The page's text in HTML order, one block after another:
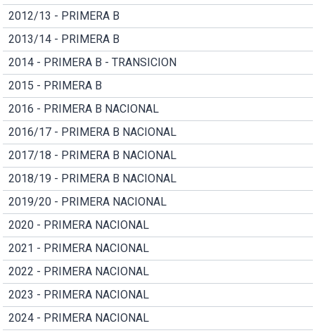
2012/13 - PRIMERA B
2013/14 - PRIMERA B
2014 - PRIMERA B - TRANSICION
2015 - PRIMERA B
2016 - PRIMERA B NACIONAL
2016/17 - PRIMERA B NACIONAL
2017/18 - PRIMERA B NACIONAL
2018/19 - PRIMERA B NACIONAL
2019/20 - PRIMERA NACIONAL
2020 - PRIMERA NACIONAL
2021 - PRIMERA NACIONAL
2022 - PRIMERA NACIONAL
2023 - PRIMERA NACIONAL
2024 - PRIMERA NACIONAL